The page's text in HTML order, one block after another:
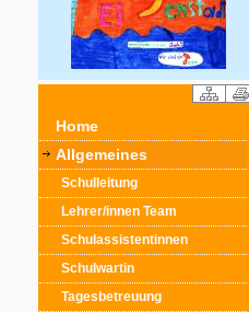
Home
Allgemeines
Schulleitung
Lehrer/innen Team
Schulassistentinnen
Schulwartin
Tagesbetreuung